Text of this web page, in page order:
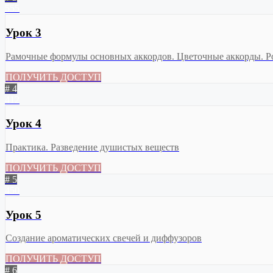
Урок 3
Рамочные формулы основных аккордов. Цветочные аккорды.
ПОЛУЧИТЬ ДОСТУП
# 4
Урок 4
Практика. Разведение душистых веществ
ПОЛУЧИТЬ ДОСТУП
# 5
Урок 5
Создание ароматических свечей и диффузоров
ПОЛУЧИТЬ ДОСТУП
# 6